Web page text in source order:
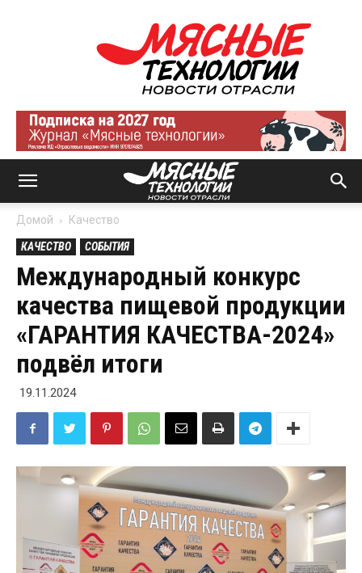
Мясные
технологии
|
Новости
отрасли
Домой Качество
КАЧЕСТВО СОБЫТИЯ
Международный конкурс
качества пищевой продукции
«ГАРАНТИЯ КАЧЕСТВА-2024»
подвёл итоги
19.11.2024